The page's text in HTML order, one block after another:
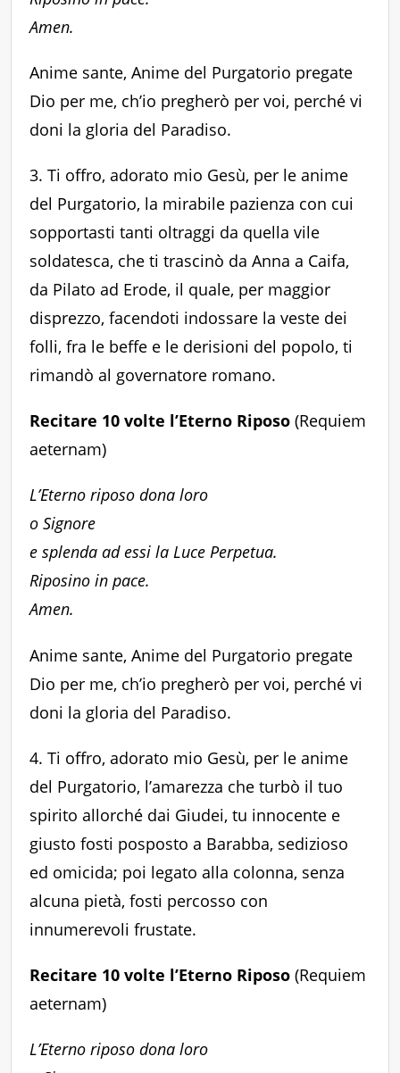
Amen.
Anime sante, Anime del Purgatorio pregate
Dio per me, ch’io pregherò per voi, perché vi
doni la gloria del Paradiso.
3. Ti offro, adorato mio Gesù, per le anime
del Purgatorio, la mirabile pazienza con cui
sopportasti tanti oltraggi da quella vile
soldatesca, che ti trascinò da Anna a Caifa,
da Pilato ad Erode, il quale, per maggior
disprezzo, facendoti indossare la veste dei
folli, fra le beffe e le derisioni del popolo, ti
rimandò al governatore romano.
Recitare 10 volte l’Eterno Riposo (Requiem
aeternam)
L’Eterno riposo dona loro
o Signore
e splenda ad essi la Luce Perpetua.
Riposino in pace.
Amen.
Anime sante, Anime del Purgatorio pregate
Dio per me, ch’io pregherò per voi, perché vi
doni la gloria del Paradiso.
4. Ti offro, adorato mio Gesù, per le anime
del Purgatorio, l’amarezza che turbò il tuo
spirito allorché dai Giudei, tu innocente e
giusto fosti posposto a Barabba, sedizioso
ed omicida; poi legato alla colonna, senza
alcuna pietà, fosti percosso con
innumerevoli frustate.
Recitare 10 volte l’Eterno Riposo (Requiem
aeternam)
L’Eterno riposo dona loro